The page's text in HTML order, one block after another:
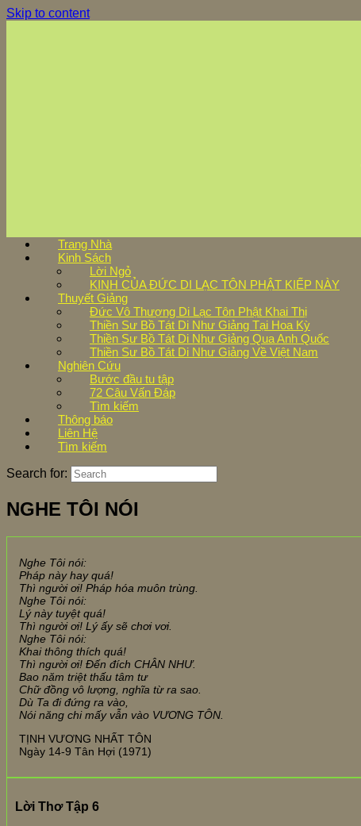
Skip to content
Trang Nhà
Kinh Sách
Lời Ngỏ
KINH CỦA ĐỨC DI LẠC TÔN PHẬT KIẾP NÀY
Thuyết Giảng
Đức Vô Thượng Di Lạc Tôn Phật Khai Thị
Thiền Sư Bồ Tát Di Như Giảng Tại Hoa Kỳ
Thiền Sư Bồ Tát Di Như Giảng Qua Anh Quốc
Thiền Sư Bồ Tát Di Như Giảng Về Việt Nam
Nghiên Cứu
Bước đầu tu tập
72 Câu Vấn Đáp
Tìm kiếm
Thông báo
Liên Hệ
Tìm kiếm
Search for:
NGHE TÔI NÓI
Nghe Tôi nói:
Pháp này hay quá!
Thì người ơi! Pháp hóa muôn trùng.
Nghe Tôi nói:
Lý này tuyệt quá!
Thì người ơi! Lý ấy sẽ chơi vơi.
Nghe Tôi nói:
Khai thông thích quá!
Thì người ơi! Đến đích CHÂN NHƯ.
Bao năm triệt thấu tâm tư
Chữ đồng vô lượng, nghĩa từ ra sao.
Dù Ta đi đứng ra vào,
Nói năng chi mấy vẫn vào VƯƠNG TÔN.
TỊNH VƯƠNG NHẤT TÔN
Ngày 14-9 Tân Hợi (1971)
Lời Thơ Tập 6